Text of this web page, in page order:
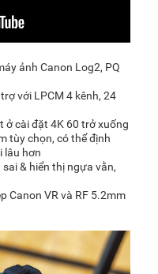
ảnh Canon Log2, PQ
với LPCM 4 kênh, 24
ở cài đặt 4K 60 trở xuống
tùy chọn, có thể định
lâu hơn
& hiển thị ngựa vằn,
Canon VR và RF 5.2mm